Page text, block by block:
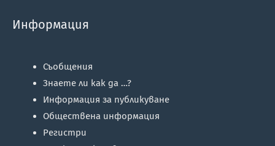
Информация
Съобщения
Знаете ли как да …?
Информация за публикуване
Обществена информация
Регистри